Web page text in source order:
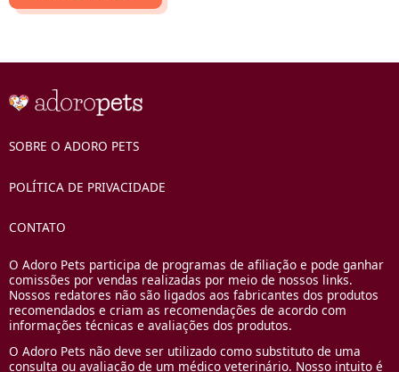
SOBRE O ADORO PETS
POLÍTICA DE PRIVACIDADE
CONTATO
O Adoro Pets participa de programas de afiliação e pode ganhar
comissões por vendas realizadas por meio de nossos links.
Nossos redatores não são ligados aos fabricantes dos produtos
recomendados e criam as recomendações de acordo com
informações técnicas e avaliações dos produtos.
O Adoro Pets não deve ser utilizado como substituto de uma
consulta ou avaliação de um médico veterinário. Nosso intuito é